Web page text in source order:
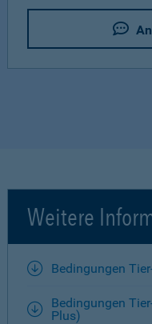
Weitere
Bedingungen
Bedingungen
Plus)